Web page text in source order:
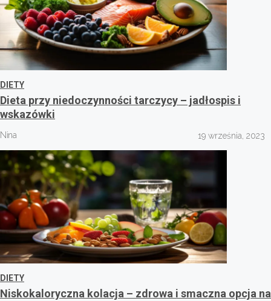
DIETY
Dieta przy niedoczynności tarczycy – jadłospis i
wskazówki
Nina 19 września, 2023
DIETY
Niskokaloryczna kolacja – zdrowa i smaczna opcja na